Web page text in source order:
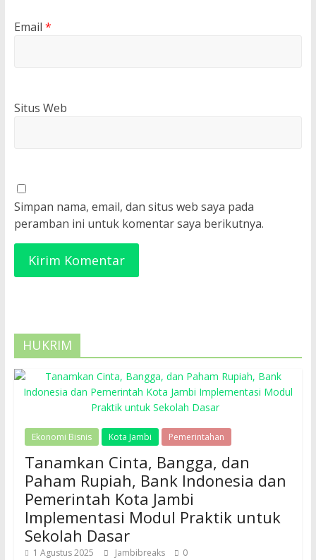
Email *
Situs Web
Simpan nama, email, dan situs web saya pada
peramban ini untuk komentar saya berikutnya.
HUKRIM
Ekonomi Bisnis Kota Jambi Pemerintahan
Tanamkan Cinta, Bangga, dan
Paham Rupiah, Bank Indonesia dan
Pemerintah Kota Jambi
Implementasi Modul Praktik untuk
Sekolah Dasar
1 Agustus 2025 Jambibreaks 0